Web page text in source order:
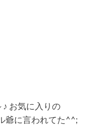
お気に入りの
爺に言われてた^^;